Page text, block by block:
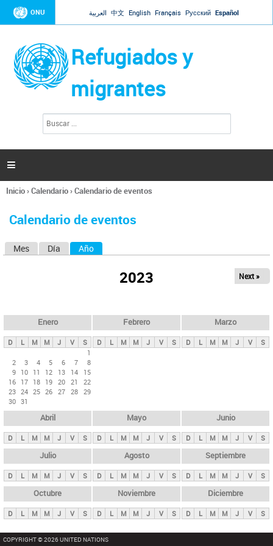
Jump to navigation
ONU العربية 中文 English Français Русский Español
Refugiados y
migrantes
l
d
s

Se
usted
Inicio›Calendario›Calendario de eventos
Calendario de eventos
s
p
n
c
i
p
l
e
s
Mes Día Año
2023 Next »
Enero
D L M M J V
S
1
2
3 4 5 6 7
8
9 10 11 12 13 14
15
16 17 18 19 20 21
22
23 24 25 26 27 28 29
30 31
Febrero
D L M M J V S
Marzo
D L M M J V S
Abril
D L M M J V S
Mayo
D L M M J V S
Junio
D L M M J V S
Julio
D L M M J V S
Agosto
D L M M J V S
Septiembre
D L M M J V S
Octubre
D L M M J V S
Noviembre
D L M M J V S
Diciembre
D L M M J V S
COPYRIGHT © 2026 UNITED NATIONS